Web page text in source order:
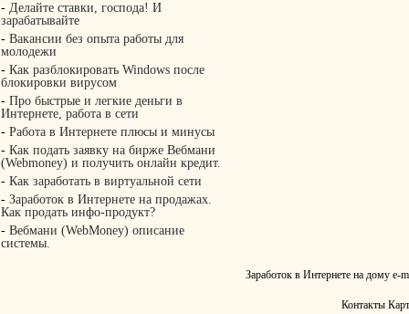
- Делайте ставки, господа! И
зарабатывайте
- Вакансии без опыта работы для
молодежи
- Как разблокировать Windows после
блокировки вирусом
- Про быстрые и легкие деньги в
Интернете, работа в сети
- Работа в Интернете плюсы и минусы
- Как подать заявку на бирже Вебмани
(Webmoney) и получить онлайн кредит.
- Как заработать в виртуальной сети
- Заработок в Интернете на продажах.
Как продать инфо-продукт?
- Вебмани (WebMoney) описание
системы.
Заработок в Интернете на дому e-
Контакты